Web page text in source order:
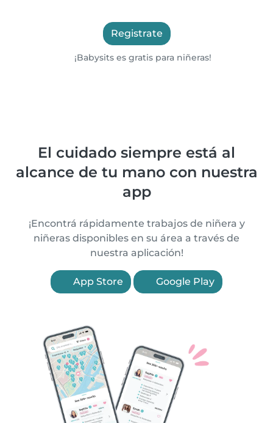
Registrate
¡Babysits es gratis para niñeras!
El cuidado siempre está al
alcance de tu mano con nuestra
app
¡Encontrá rápidamente trabajos de niñera y
niñeras disponibles en su área a través de
nuestra aplicación!
App Store Google Play